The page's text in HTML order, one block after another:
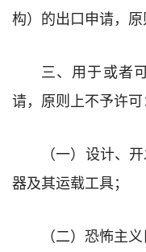
构）的出口申请，原
三、用于或者
请，原则上不予许可
（一）设计、
器及其运载工具；
（二）恐怖主义